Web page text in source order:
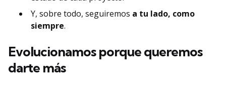
Y, sobre todo, seguiremos a tu lado, como
siempre.
Evolucionamos porque queremos
darte más